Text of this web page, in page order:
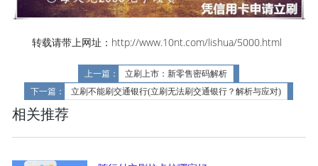
转载请带上网址：http://www.10nt.com/lishua/5000.html
上一篇：
立刷上市：新零售密码解析
下一篇：
立刷不能刷交通银行(立刷无法刷交通银行？解析与应对)
相关推荐